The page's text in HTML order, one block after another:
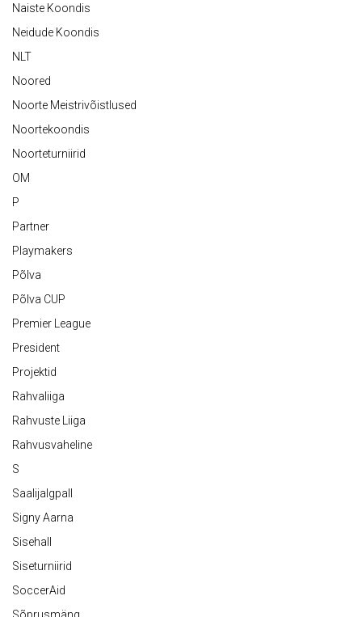
Naiste Koondis
Neidude Koondis
NLT
Noored
Noorte Meistrivõistlused
Noortekoondis
Noorteturniirid
OM
P
Partner
Playmakers
Põlva
Põlva CUP
Premier League
President
Projektid
Rahvaliiga
Rahvuste Liiga
Rahvusvaheline
S
Saalijalgpall
Signy Aarna
Sisehall
Siseturniirid
SoccerAid